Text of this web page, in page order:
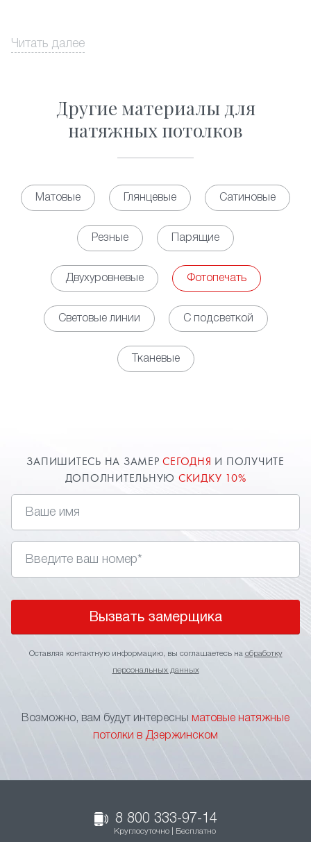
Читать далее
Другие материалы для
натяжных потолков
Матовые Глянцевые Сатиновые
Резные Парящие
Двухуровневые Фотопечать
Световые линии С подсветкой
Тканевые
ЗАПИШИТЕСЬ НА ЗАМЕРСЕГОДНЯ И ПОЛУЧИТЕ
ДОПОЛНИТЕЛЬНУЮ СКИДКУ 10%
Вызвать замерщика
Оставляя контактную информацию, вы соглашаетесь на обработку
персональных данных
Возможно, вам будут интересны
матовые натяжные
потолки в Дзержинском
8 800 333-97-14
Круглосуточно | Бесплатно